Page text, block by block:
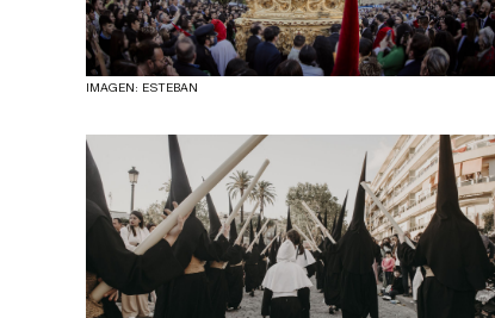
IMAGEN: ESTEBAN